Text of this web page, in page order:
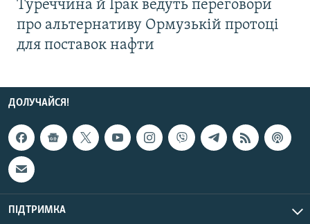
Туреччина й Ірак ведуть переговори
про альтернативу Ормузькій протоці
для поставок нафти
ДОЛУЧАЙСЯ!
ПІДТРИМКА